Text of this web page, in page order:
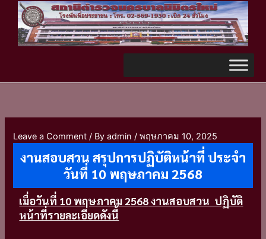
content
Leave a Comment / Byadmin/พฤษภาคม 10, 2025
งานสอบสวน สรุปการปฏิบัติหน้าที่ ประจำ
วันที่ 10 พฤษภาคม 2568
เมื่อวันที่ 10 พฤษภาคม 2568งานสอบสวน ปฏิบัติ
หน้าที่รายละเอียดดังนี้
TikTok